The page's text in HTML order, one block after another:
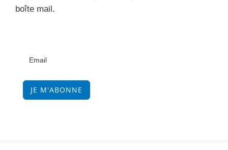
boîte mail.
JE M'ABONNE